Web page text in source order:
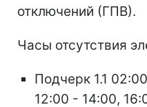
отключений (ГПВ).
Часы отсутствия
Подчерк 1.1
12:00 - 14:00,